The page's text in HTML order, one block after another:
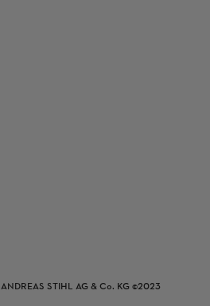
ANDREAS STIHL AG & Co. KG ©2023